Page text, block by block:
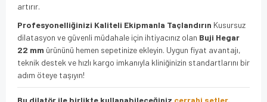
artırır.
Profesyonelliğinizi Kaliteli Ekipmanla Taçlandırın Kusursuz
dilatasyon ve güvenli müdahale için ihtiyacınız olan Buji Hegar
22 mm ürününü hemen sepetinize ekleyin. Uygun fiyat avantajı,
teknik destek ve hızlı kargo imkanıyla kliniğinizin standartlarını bir
adım öteye taşıyın!
Bu dilatör ile birlikte kullanabileceğiniz cerrahi setler,